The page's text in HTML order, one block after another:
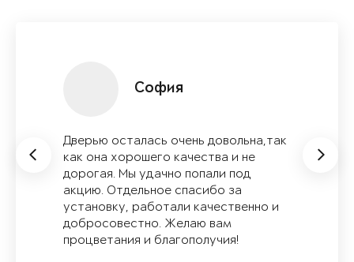
Оля Зёмина
потому что у неё очень красивые
панели! Мы с мужем рассчитывали
немного на другой бюджет, но она
впала нам в душу! С менеджером
подобрали цвет и даже заказали
откосы, идентичные по цвету двери.
Очень ...